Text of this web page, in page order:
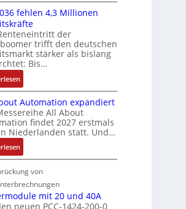
a
h
m
e
,
g
p
ä
g
t
d
u
r
s
e
m
e
h
r
e
r
z
u
m
V
o
r
s
t
a
d
d
e
E
r
g
e
b
n
i
s
s
e
b
e
s
t
ä
t
i
g
b
s
-
u
n
d
M
a
r
k
e
t
i
n
e
i
I
b
r
a
u
c
h
t
S
t
r
u
k
u
r
fehlen 4,3 Millionen
der
trifft den deutschen
stärker als bislang
Bis…
:
B
i
s
2
0
3
6
f
e
h
l
Automation expandiert
All About
findet 2027 erstmals
Niederlanden statt. Und…
:
A
l
l
A
b
von
mit 20 und 40A
neuen PCC-1424-200-0